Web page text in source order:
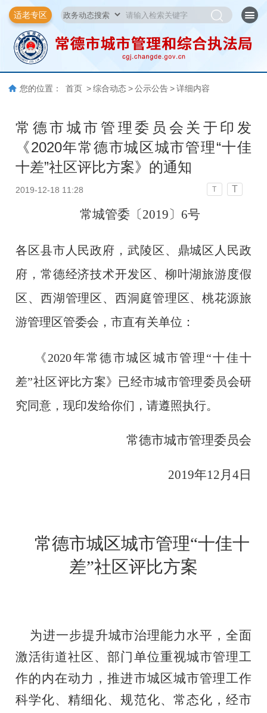
适老专区
您的位置： 首页 > 综合动态 > 公示公告 > 详细内容
常德市城市管理委员会关于印发
《2020年常德市城区城市管理“十佳
十差”社区评比方案》的通知
2019-12-18 11:28 T T
常城管委〔2019〕6号
各区县市人民政府，武陵区、鼎城区人民政
府，常德经济技术开发区、柳叶湖旅游度假
区、西湖管理区、西洞庭管理区、桃花源旅
游管理区管委会，市直有关单位：
《2020年常德市城区城市管理“十佳十
差”社区评比方案》已经市城市管理委员会研
究同意，现印发给你们，请遵照执行。
常德市城市管理委员会
2019年12月4日
常德市城区城市管理“十佳十
差”社区评比方案
为进一步提升城市治理能力水平，全面
激活街道社区、部门单位重视城市管理工
作的内在动力，推进市城区城市管理工作
科学化、精细化、规范化、常态化，经市